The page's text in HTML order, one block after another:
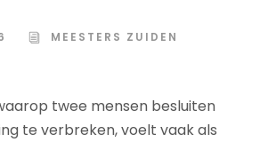
MEESTERS ZUIDEN
twee mensen besluiten
te verbreken, voelt vaak als